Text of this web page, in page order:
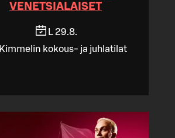
VENETSIALAISET
L 29.8.
Kimmelin kokous- ja juhlatilat